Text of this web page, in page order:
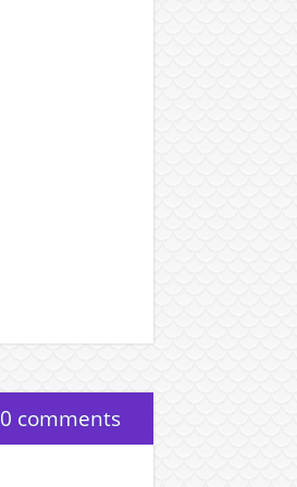
0 comments